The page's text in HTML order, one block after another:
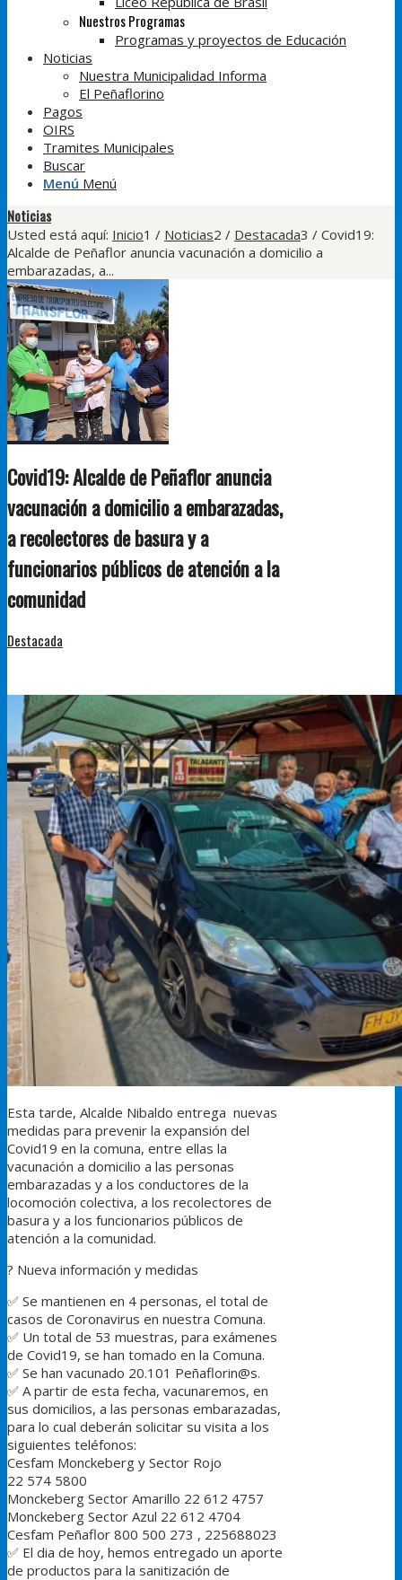
Nuestros Programas
Programas y proyectos de Educación
Noticias
Nuestra Municipalidad Informa
El Peñaflorino
Pagos
OIRS
Tramites Municipales
Buscar
Menú Menú
Noticias
Usted está aquí: Inicio1 / Noticias2 / Destacada3 / Covid19:
Alcalde de Peñaflor anuncia vacunación a domicilio a
embarazadas, a...
Covid19: Alcalde de Peñaflor anuncia
vacunación a domicilio a embarazadas,
a recolectores de basura y a
funcionarios públicos de atención a la
comunidad
Destacada
Esta tarde, Alcalde Nibaldo entrega nuevas
medidas para prevenir la expansión del
Covid19 en la comuna, entre ellas la
vacunación a domicilio a las personas
embarazadas y a los conductores de la
locomoción colectiva, a los recolectores de
basura y a los funcionarios públicos de
atención a la comunidad.
? Nueva información y medidas
✅ Se mantienen en 4 personas, el total de
casos de Coronavirus en nuestra Comuna.
✅ Un total de 53 muestras, para exámenes
de Covid19, se han tomado en la Comuna.
✅ Se han vacunado 20.101 Peñaflorin@s.
✅ A partir de esta fecha, vacunaremos, en
sus domicilios, a las personas embarazadas,
para lo cual deberán solicitar su visita a los
siguientes teléfonos:
Cesfam Monckeberg y Sector Rojo
22 574 5800‬
Monckeberg Sector Amarillo 22 612 4757‬
Monckeberg Sector Azul 22 612 4704‬
Cesfam Peñaflor ‪800 500 273 , 225688023
✅ El dia de hoy, hemos entregado un aporte
de productos para la sanitización de